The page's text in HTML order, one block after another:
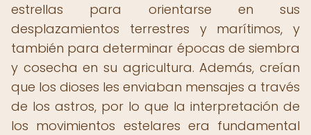
estrellas para orientarse en sus
desplazamientos terrestres y marítimos, y
también para determinar épocas de siembra
y cosecha en su agricultura. Además, creían
que los dioses les enviaban mensajes a través
de los astros, por lo que la interpretación de
los movimientos estelares era fundamental